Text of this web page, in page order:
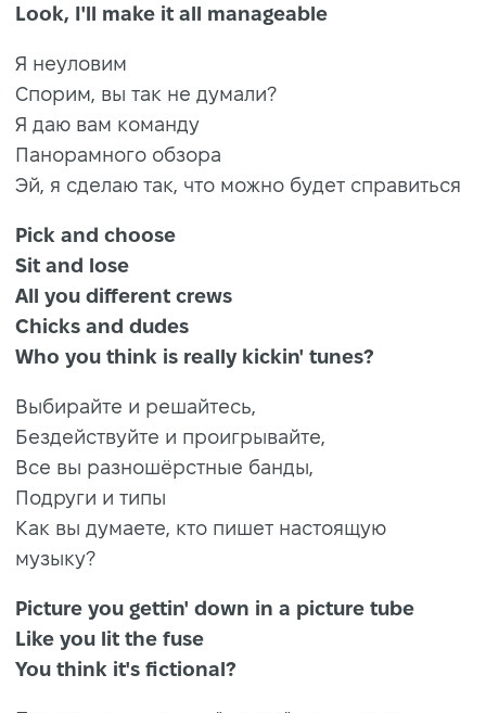
Look, I'll make it all manageable
Я неуловим
Спорим, вы так не думали?
Я даю вам команду
Панорамного обзора
Эй, я сделаю так, что можно будет справиться
Pick and choose
Sit and lose
All you different crews
Chicks and dudes
Who you think is really kickin' tunes?
Выбирайте и решайтесь,
Бездействуйте и проигрывайте,
Все вы разношёрстные банды,
Подруги и типы
Как вы думаете, кто пишет настоящую
музыку?
Picture you gettin' down in a picture tube
Like you lit the fuse
You think it's fictional?